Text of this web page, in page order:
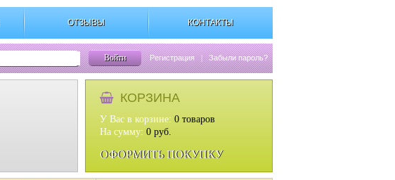
ОТЗЫВЫ КОНТАКТЫ
Войти Регистрация | Забыли пароль?
КОРЗИНА
У Вас в корзине: 0 товаров
На сумму: 0 руб.
ОФОРМИТЬ ПОКУПКУ